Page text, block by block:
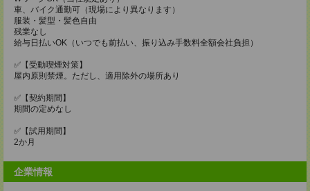
車、バイク通勤可（現場により異なります）
服装・髪型・髪色自由
残業なし
給与日払いOK（いつでも前払い、振り込み手数料全額会社負担）
✅【受動喫煙対策】
屋内原則禁煙。ただし、適用除外の場所あり
✅【契約期間】
期間の定めなし
✅【試用期間】
2か月
企業情報